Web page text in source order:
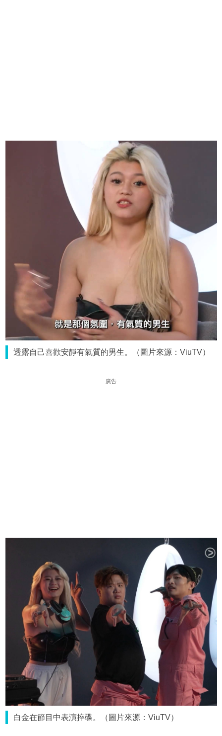
透露自己喜歡安靜有氣質的男生。（圖片來源：ViuTV）
廣告
白金在節目中表演捽碟。（圖片來源：ViuTV）